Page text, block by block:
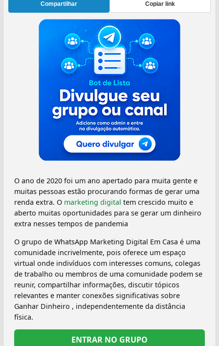
Compartilhar Copiar link
O ano de 2020 foi um ano apertado para muita gente e
muitas pessoas estão procurando formas de gerar uma
renda extra. O marketing digital tem crescido muito e
aberto muitas oportunidades para se gerar um dinheiro
extra nesses tempos de pandemia
O grupo de WhatsApp Marketing Digital Em Casa é uma
comunidade incrivelmente, pois oferece um espaço
virtual onde indivíduos com interesses comuns, colegas
de trabalho ou membros de uma comunidade podem se
reunir, compartilhar informações, discutir tópicos
relevantes e manter conexões significativas sobre
Ganhar Dinheiro , independentemente da distância
física.
ENTRAR NO GRUPO